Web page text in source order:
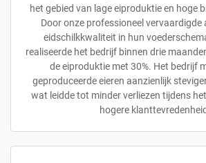
het gebied van lage eiproduktie en hoge
Door onze professioneel vervaardigde
eidschilkkwaliteit in hun
realiseerde het bedrijf binnen drie
de eiproduktie met 30%. Het bedrijf
geproduceerde eieren aanzienlijk
wat leidde tot minder verliezen tijdens
hogere